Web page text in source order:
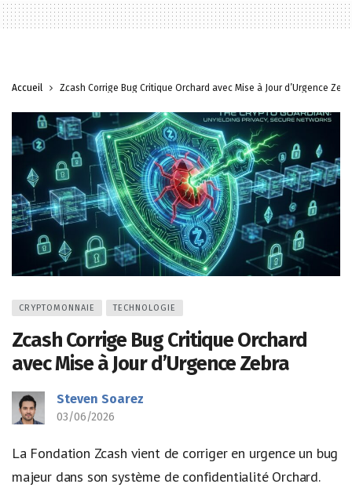
Accueil Zcash Corrige Bug Critique Orchard avec Mise à Jour d’Urgence
CRYPTOMONNAIE TECHNOLOGIE
Zcash Corrige Bug Critique Orchard
avec Mise à Jour d’Urgence Zebra
Steven Soarez
03/06/2026
La Fondation Zcash vient de corriger en urgence un bug
majeur dans son système de confidentialité Orchard.